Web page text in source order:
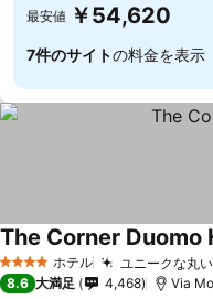
最安値 ￥54,620
7件のサイトの料金を表示
4 ホテルのランク
ホテル ユニークな丸
The Corner Duomo
8.6 大満足 4,468 Via